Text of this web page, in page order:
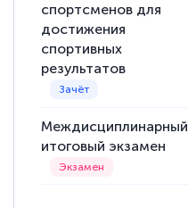
спортсменов для
достижения
спортивных
результатов
Междисциплинарный
итоговый экзамен